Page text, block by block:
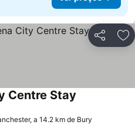
Partilhar
Centre Stay
a 14.2 km de Bury